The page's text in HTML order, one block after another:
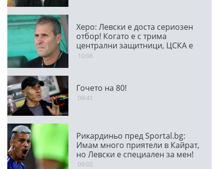
Херо: Левски е доста сериозен
отбор! Когато е с трима
централни защитници, ЦСКА е
много стабилен
10:06
Гочето на 80!
09:41
Рикардиньо пред Sportal.bg:
Имам много приятели в Кайрат,
но Левски е специален за мен!
09:02